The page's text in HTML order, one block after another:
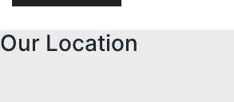
Our Location